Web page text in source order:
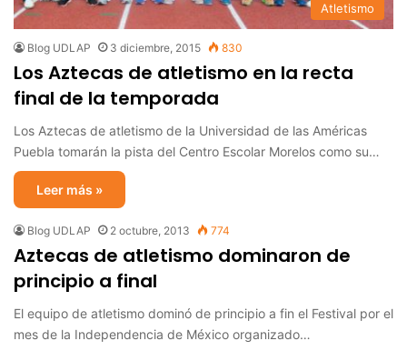
Atletismo
Blog UDLAP 3 diciembre, 2015 830
Los Aztecas de atletismo en la recta
final de la temporada
Los Aztecas de atletismo de la Universidad de las Américas
Puebla tomarán la pista del Centro Escolar Morelos como su…
Leer más »
Blog UDLAP 2 octubre, 2013 774
Aztecas de atletismo dominaron de
principio a final
El equipo de atletismo dominó de principio a fin el Festival por el
mes de la Independencia de México organizado…